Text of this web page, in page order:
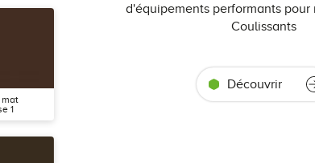
mat
1
d'équipements performants pour
Coulissants
Découvrir